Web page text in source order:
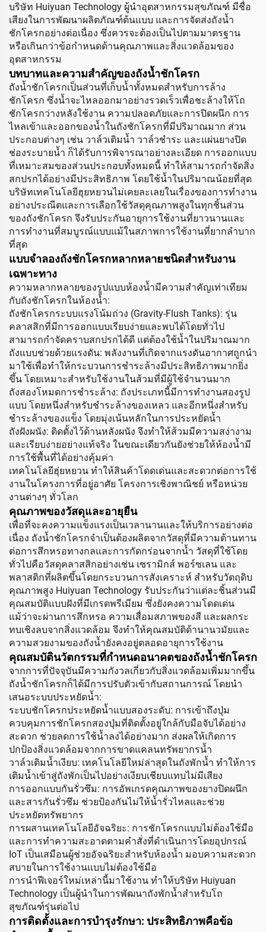
บริษัท Huiyuan Technology ผู้นำอุตสาหกรรมสุขภัณฑ์ มีชื่อ
เสียงในการพัฒนาผลิตภัณฑ์ต้นแบบ และการจัดส่งถังน้ำ
ชักโครกอย่างต่อเนื่อง ซึ่งควรจะต้องเป็นไปตามมาตรฐาน
หรือเกินกว่าข้อกำหนดด้านคุณภาพและสิ่งแวดล้อมของ
อุตสาหกรรม
บทบาทและความสำคัญของถังน้ำชักโครก
ถังน้ำชักโครกเป็นส่วนที่เก็บน้ำทั้งหมดสำหรับการล้าง
ชักโครก ซึ่งน้ำจะไหลออกมาอย่างรวดเร็วเพื่อชะล้างให้โถ
ชักโครกว่างหลังใช้งาน ความปลอดภัยและการปิดผนึก การ
ไหลเข้าและออกของน้ำในถังชักโครกที่มีปริมาณมาก ส่วน
ประกอบต่างๆ เช่น วาล์วเติมน้ำ วาล์วชำระ และแผ่นยางปิด
ช่องระบายน้ำ ก็ได้รับการพิจารณาอย่างละเอียด การออกแบบ
ที่เหมาะสมของส่วนประกอบทั้งหมดนี้ ทำให้สามารถกำจัดสิ่ง
สกปรกได้อย่างมีประสิทธิภาพ โดยใช้น้ำในปริมาณน้อยที่สุด
บริษัทเทคโนโลยีฮุยหยวนไม่เคยละเลยในเรื่องของการทำงาน
อย่างประณีตและการเลือกใช้วัสดุคุณภาพสูงในทุกชิ้นส่วน
ของถังชักโครก จึงรับประกันอายุการใช้งานที่ยาวนานและ
การทำงานที่สมบูรณ์แบบแม้ในสภาพการใช้งานที่ยากลำบาก
ที่สุด
แบบจำลองถังชักโครกหลากหลายชนิดสำหรับงาน
เฉพาะทาง
ความหลากหลายของรูปแบบห้องน้ำมีความสำคัญเท่าเทียม
กับถังชักโครกในห้องน้ำ:
ถังชักโครกระบบแรงโน้มถ่วง (Gravity-Flush Tanks): รุ่น
คลาสสิกที่มีการออกแบบเรียบง่ายและพบได้โดยทั่วไป
สามารถกำจัดคราบสกปรกได้ดี แต่ต้องใช้น้ำในปริมาณมาก
ถังแบบช่วยด้วยแรงดัน: พลังงานที่เกิดจากแรงดันอากาศถูกนำ
มาใช้เพื่อทำให้กระบวนการชำระล้างมีประสิทธิภาพมากยิ่ง
ขึ้น โดยเหมาะสำหรับใช้งานในส้วมที่มีผู้ใช้จำนวนมาก
ถังสองโหมดการชำระล้าง: ถังประเภทนี้มีการทำงานสองรูป
แบบ โดยหนึ่งสำหรับชำระล้างของเหลว และอีกหนึ่งสำหรับ
ชำระล้างของแข็ง โดยมุ่งเน้นหลักในการประหยัดน้ำ
ถังฝังผนัง: ติดตั้งไว้ด้านหลังผนัง จึงทำให้ส้วมมีความสง่างาม
และเรียบง่ายอย่างแท้จริง ในขณะเดียวกันยังช่วยให้ห้องน้ำมี
การใช้พื้นที่ได้อย่างคุ้มค่า
เทคโนโลยีฮุ่ยหยวน ทำให้สินค้าโดดเด่นและสะดวกต่อการใช้
งานในโครงการที่อยู่อาศัย โครงการเชิงพาณิชย์ หรือหน่วย
งานต่างๆ ทั่วโลก
คุณภาพของวัสดุและอายุยืน
เพื่อที่จะคงความแข็งแรงเป็นเวลานานและให้บริการอย่างต่อ
เนื่อง ถังน้ำชักโครกจำเป็นต้องผลิตจากวัสดุที่มีความต้านทาน
ต่อการสึกหรอทางกลและการกัดกร่อนจากน้ำ วัสดุที่ใช้โดย
ทั่วไปคือวัสดุคลาสสิกอย่างเช่น เซรามิกส์ พอร์ซเลน และ
พลาสติกที่ผลิตขึ้นโดยกระบวนการสังเคราะห์ สำหรับวัตถุดิบ
คุณภาพสูง Huiyuan Technology รับประกันว่าแต่ละชิ้นส่วนมี
คุณสมบัติแบบฝังที่มีเกรดพรีเมียม ซึ่งยังคงความโดดเด่น
แม้ว่าจะผ่านการสึกหรอ ความเสื่อมสภาพของสี และผลกระ
ทบเชิงลบจากสิ่งแวดล้อม จึงทำให้คุณสมบัติด้านานวมัยและ
ความสวยงามของถังน้ำยังคงอยู่ตลอดอายุการใช้งาน
คุณสมบัตินวัตกรรมที่กำหนดอนาคตของถังน้ำชักโครก
จากการที่ปัจจุบันมีความกังวลเกี่ยวกับสิ่งแวดล้อมเพิ่มมากขึ้น
ถังน้ำชักโครกก็ได้มีการปรับตัวเข้ากับสถานการณ์ โดยนำ
เสนอระบบประหยัดน้ำ:
ระบบชักโครกประหยัดน้ำแบบสองระดับ: การเข้าถึงปุ่ม
ควบคุมการชักโครกสองปุ่มที่ติดตั้งอยู่ใกล้กับมือจับได้อย่าง
สะดวก ช่วยลดการใช้น้ำลงได้อย่างมาก ส่งผลให้เกิดการ
ปกป้องสิ่งแวดล้อมจากการขาดแคลนทรัพยากรน้ำ
วาล์วเติมน้ำเงียบ: เทคโนโลยีใหม่ล่าสุดในถังพักน้ำ ทำให้การ
เติมน้ำเข้าสู่ถังพักเป็นไปอย่างเงียบเชียบแทบไม่มีเสียง
การออกแบบกันรั่วซึม: การอัพเกรดคุณภาพของยางปิดผนึก
และสารกันรั่วซึม ช่วยป้องกันไม่ให้น้ำรั่วไหลและช่วย
ประหยัดทรัพยากร
การผสานเทคโนโลยีอัจฉริยะ: การชักโครกแบบไม่ต้องใช้มือ
และการทำความสะอาดตามคำสั่งที่ดำเนินการโดยอุปกรณ์
IoT เป็นเสมือนผู้ช่วยอัจฉริยะสำหรับห้องน้ำ มอบความสะดวก
สบายในการใช้งานแบบไม่ต้องใช้มือ
การนำฟีเจอร์ใหม่เหล่านี้มาใช้งาน ทำให้บริษัท Huiyuan
Technology เป็นผู้นำในการพัฒนาถังพักน้ำสำหรับโถ
สุขภัณฑ์รุ่นต่อไป
การติดตั้งและการบำรุงรักษา: ประสิทธิภาพคือข้อ